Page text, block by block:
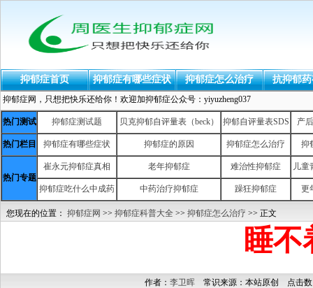
抑郁症首页 抑郁症有哪些症状 抑郁症怎么治疗 抗抑郁
抑郁症网，只想把快乐还给你！欢迎加抑郁症公众号：yiyuzheng037
热门测试 抑郁症测试题 贝克抑郁自评量表（beck） 抑郁自评量表SDS 产
热门栏目 抑郁症有哪些症状 抑郁症的原因 抑郁症怎么治疗 抑
热门专题
崔永元抑郁症真相 老年抑郁症 难治性抑郁症 儿童
抑郁症吃什么中成药 中药治疗抑郁症 躁狂抑郁症 更
您现在的位置： 抑郁症网 >> 抑郁症科普大全 >> 抑郁症怎么治疗 >> 正文
睡不
作者： 李卫晖常识来源：本站原创 点击数